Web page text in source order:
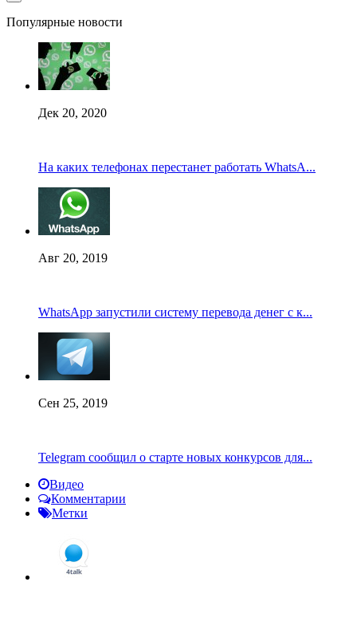
Популярные новости
Дек 20, 2020
На каких телефонах перестанет работать WhatsA...
Авг 20, 2019
WhatsApp запустили систему перевода денег с к...
Сен 25, 2019
Telegram сообщил о старте новых конкурсов для...
Видео
Комментарии
Метки